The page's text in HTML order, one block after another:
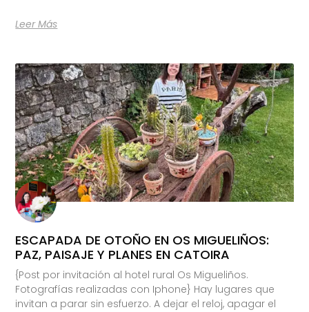
Leer Más
ESCAPADA DE OTOÑO EN OS MIGUELIÑOS:
PAZ, PAISAJE Y PLANES EN CATOIRA
{Post por invitación al hotel rural Os Migueliños.
Fotografías realizadas con Iphone} Hay lugares que
invitan a parar sin esfuerzo. A dejar el reloj, apagar el